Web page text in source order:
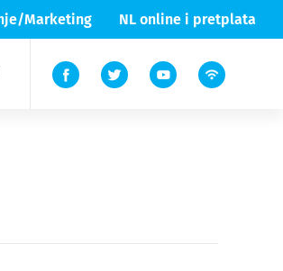
Marketing NL online i pretplata